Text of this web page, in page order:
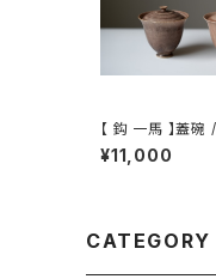
【 鈎 一馬 】蓋碗 / 【 kazuma
magari 】Gaiwan
¥11,000
CATEGORY